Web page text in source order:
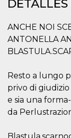
ANCHE NOI
ANTONELLA
Resto a lungo
privo di
e sia una
da
cf_clearance